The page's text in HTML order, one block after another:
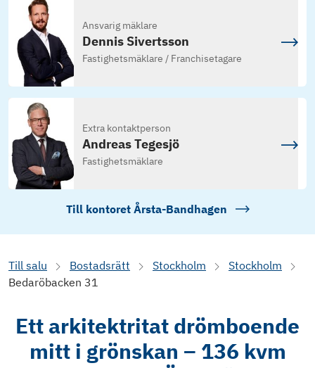
Ansvarig mäklare
Dennis Sivertsson
Fastighetsmäklare / Franchisetagare
Extra kontaktperson
Andreas Tegesjö
Fastighetsmäklare
Till kontoret Årsta-Bandhagen
Till salu Bostadsrätt Stockholm
Stockholm
Bedaröbacken 31
Ett arkitektritat drömboende
mitt i grönskan – 136 kvm